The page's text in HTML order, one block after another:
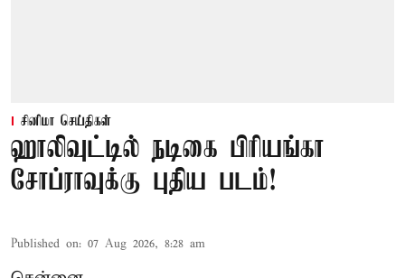
சினிமா செய்திகள்
ஹாலிவுட்டில் நடிகை பிரியங்கா
சோப்ராவுக்கு புதிய படம்!
Published on: 07 Aug 2026, 8:28 am